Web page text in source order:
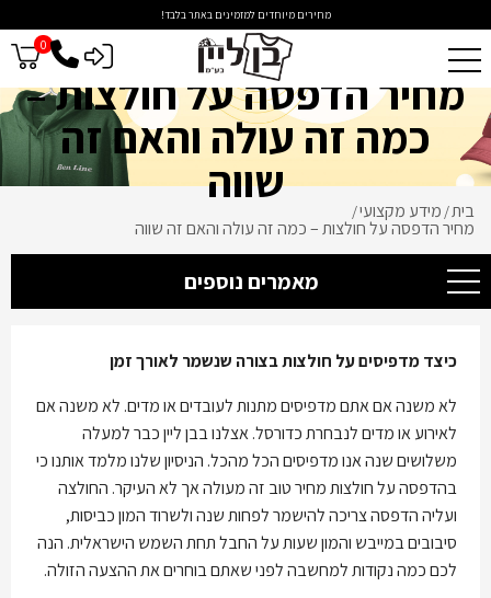
מחירים מיוחדים למזמינים באתר בלבד!
0
כניסה לסיטונאים
מחיר הדפסה על חולצות –
כמה זה עולה והאם זה
שווה
בית/ מידע מקצועי/
מחיר הדפסה על חולצות – כמה זה עולה והאם זה שווה
מאמרים נוספים
כיצד מדפיסים על חולצות בצורה שנשמר לאורך זמן
לא משנה אם אתם מדפיסים מתנות לעובדים או מדים. לא משנה אם
לאירוע או מדים לנבחרת כדורסל. אצלנו בבן ליין כבר למעלה
משלושים שנה אנו מדפיסים הכל מהכל. הניסיון שלנו מלמד אותנו כי
בהדפסה על חולצות מחיר טוב זה מעולה אך לא העיקר. החולצה
ועליה הדפסה צריכה להישמר לפחות שנה ולשרוד המון כביסות,
סיבובים במייבש והמון שעות על החבל תחת השמש הישראלית. הנה
לכם כמה נקודות למחשבה לפני שאתם בוחרים את ההצעה הזולה.